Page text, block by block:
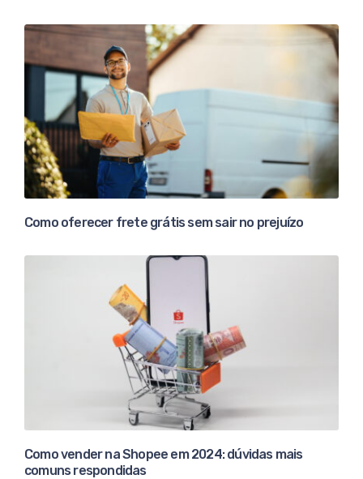
Como oferecer frete grátis sem sair no prejuízo
Como vender na Shopee em 2024: dúvidas mais
comuns respondidas